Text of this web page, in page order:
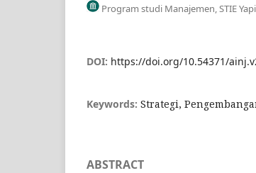
Program studi Manajemen, STIE
DOI: https://doi.org/10.54371/
Keywords: Strategi,
ABSTRACT